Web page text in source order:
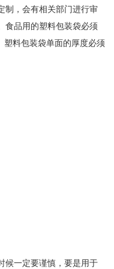
制，会有相关部门进行审
食品用的塑料包装袋必须
塑料包装袋单面的厚度必须
一定要谨慎，要是用于